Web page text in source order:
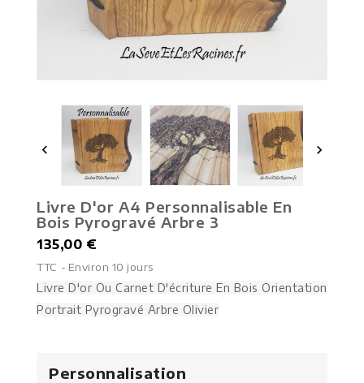
 
Livre D'or A4 Personnalisable En
Bois Pyrogravé Arbre 3
135,00 €
TTC Environ 10 jours
Livre D'or Ou Carnet D'écriture En Bois Orientation
Portrait Pyrogravé Arbre Olivier
Personnalisation